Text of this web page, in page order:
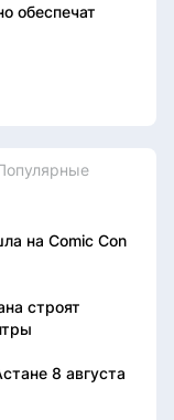
обеспечат
на Comic Con
строят
8 августа